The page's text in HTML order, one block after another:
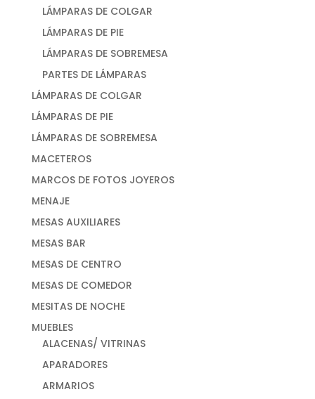
LÁMPARAS DE COLGAR
LÁMPARAS DE PIE
LÁMPARAS DE SOBREMESA
PARTES DE LÁMPARAS
LÁMPARAS DE COLGAR
LÁMPARAS DE PIE
LÁMPARAS DE SOBREMESA
MACETEROS
MARCOS DE FOTOS JOYEROS
MENAJE
MESAS AUXILIARES
MESAS BAR
MESAS DE CENTRO
MESAS DE COMEDOR
MESITAS DE NOCHE
MUEBLES
ALACENAS/ VITRINAS
APARADORES
ARMARIOS